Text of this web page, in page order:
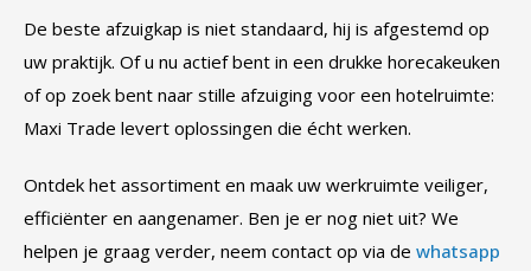
De beste afzuigkap is niet standaard, hij is afgestemd op
uw praktijk. Of u nu actief bent in een drukke horecakeuken
of op zoek bent naar stille afzuiging voor een hotelruimte:
Maxi Trade levert oplossingen die écht werken.
Ontdek het assortiment en maak uw werkruimte veiliger,
efficiënter en aangenamer. Ben je er nog niet uit? We
helpen je graag verder, neem contact op via de whatsapp